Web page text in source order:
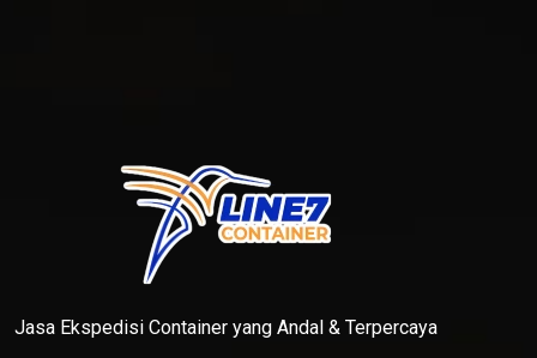
Jasa Ekspedisi Container yang Andal & Terpercaya